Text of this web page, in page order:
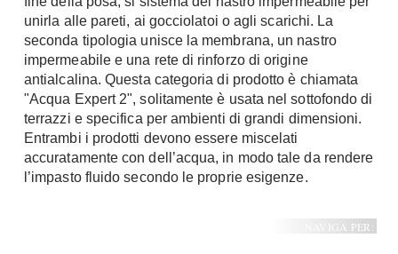
unirla alle pareti, ai gocciolatoi o agli scarichi. La
seconda tipologia unisce la membrana, un nastro
impermeabile e una rete di rinforzo di origine
antialcalina. Questa categoria di prodotto è chiamata
"Acqua Expert 2", solitamente è usata nel sottofondo di
terrazzi e specifica per ambienti di grandi dimensioni.
Entrambi i prodotti devono essere miscelati
accuratamente con dell’acqua, in modo tale da rendere
l’impasto fluido secondo le proprie esigenze.
NAVIGA PER: